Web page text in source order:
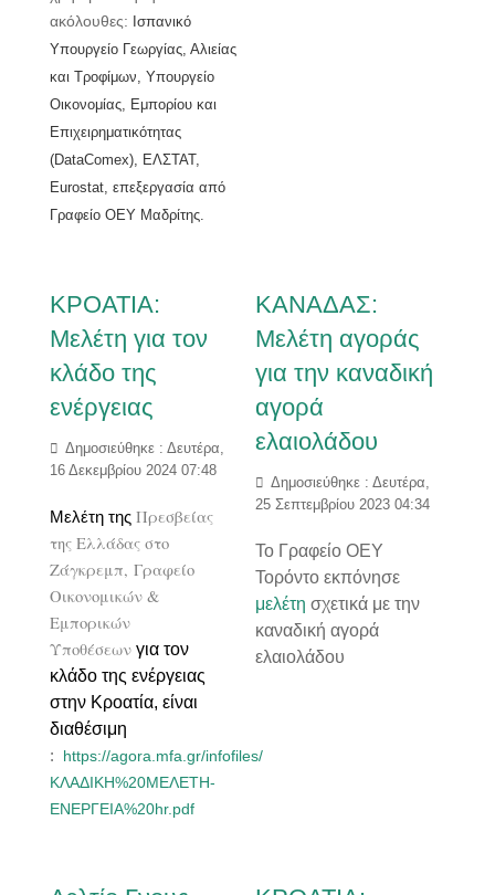
ακόλουθες: Ισπανικό
Υπουργείο Γεωργίας, Αλιείας
και Τροφίμων, Υπουργείο
Οικονομίας, Εμπορίου και
Επιχειρηματικότητας
(DataComex), ΕΛΣΤΑΤ,
Eurostat, επεξεργασία από
Γραφείο ΟΕΥ Μαδρίτης.
ΚΡΟΑΤΙΑ:
Μελέτη για τον
κλάδο της
ενέργειας
Δημοσιεύθηκε : Δευτέρα,
16 Δεκεμβρίου 2024 07:48
Μελέτη της Πρεσβείας
της Ελλάδας στο
Ζάγκρεμπ, Γραφείο
Οικονομικών &
Εμπορικών
Υποθέσεων για τον
κλάδο της ενέργειας
στην Κροατία, είναι
διαθέσιμη
: https://agora.mfa.gr/infofiles/
ΚΛΑΔΙΚΗ%20ΜΕΛΕΤΗ-
ΕΝΕΡΓΕΙΑ%20hr.pdf
ΚΑΝΑΔΑΣ:
Μελέτη αγοράς
για την καναδική
αγορά
ελαιολάδου
Δημοσιεύθηκε : Δευτέρα,
25 Σεπτεμβρίου 2023 04:34
Το Γραφείο ΟΕΥ
Τορόντο εκπόνησε
μελέτησχετικά με την
καναδική αγορά
ελαιολάδου